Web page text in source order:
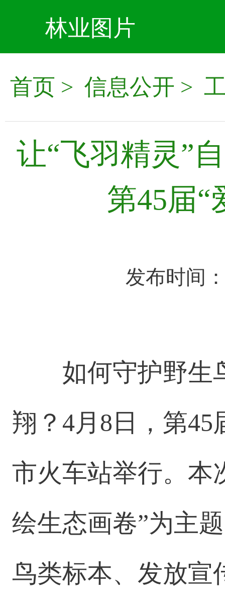
林业图片
首页 > 信息公开 >
让“飞羽精灵”
第45届“
发布时间
如何守护野生
翔？4月8日，第45
市火车站举行。本
绘生态画卷”为主
鸟类标本、发放宣